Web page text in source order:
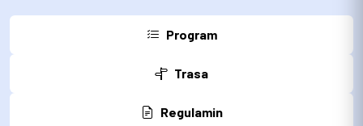
Program
Trasa
Regulamin